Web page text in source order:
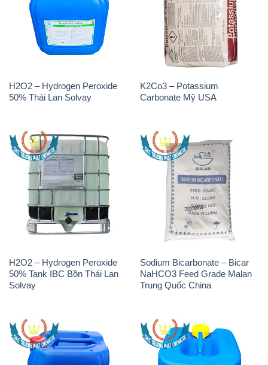
H2O2 – Hydrogen Peroxide
50% Thái Lan Solvay
K2Co3 – Potassium
Carbonate Mỹ USA
H2O2 – Hydrogen Peroxide
50% Tank IBC Bồn Thái Lan
Solvay
Sodium Bicarbonate – Bicar
NaHCO3 Feed Grade Malan
Trung Quốc China